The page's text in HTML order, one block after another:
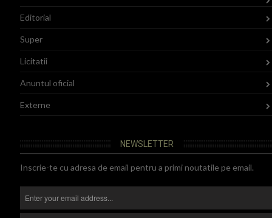
Editorial
Super
Licitatii
Anuntul oficial
Externe
NEWSLETTER
Inscrie-te cu adresa de email pentru a primi noutatile pe email.